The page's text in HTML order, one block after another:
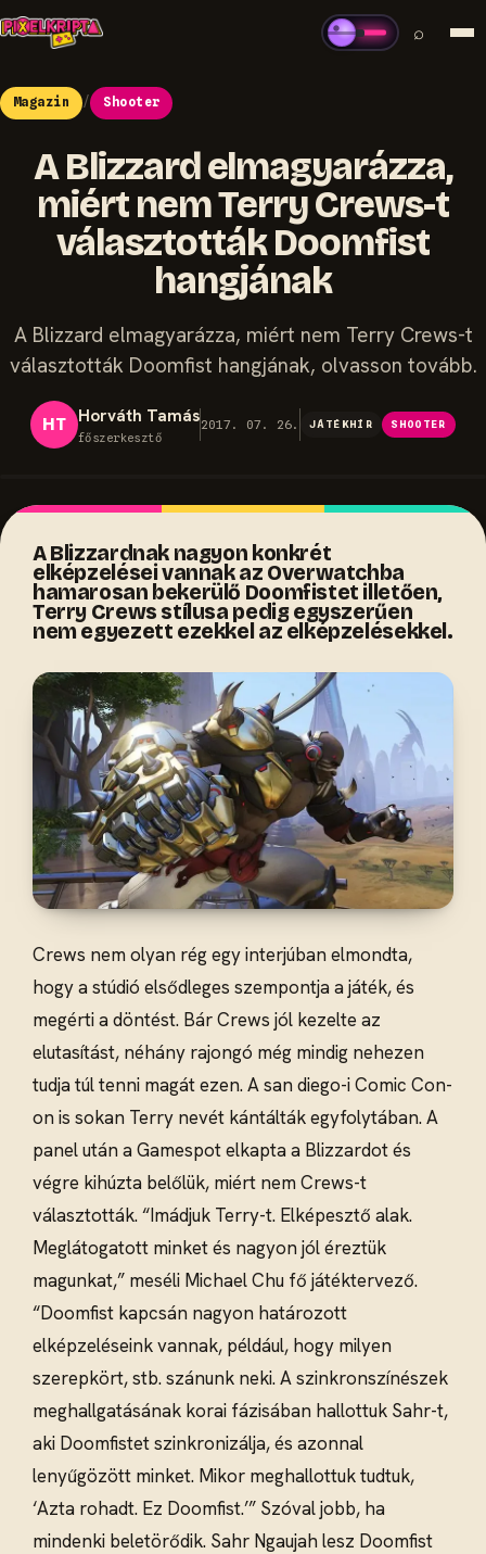
⌕
Magazin / Shooter
A Blizzard elmagyarázza,
miért nem Terry Crews-t
választották Doomfist
hangjának
A Blizzard elmagyarázza, miért nem Terry Crews-t
választották Doomfist hangjának, olvasson tovább.
HT Horváth Tamás
főszerkesztő
2017. 07. 26. JÁTÉKHÍR SHOOTER
A Blizzardnak nagyon konkrét
elképzelései vannak az Overwatchba
hamarosan bekerülő Doomfistet illetően,
Terry Crews stílusa pedig egyszerűen
nem egyezett ezekkel az elképzelésekkel.
Crews nem olyan rég egy interjúban elmondta,
hogy a stúdió elsődleges szempontja a játék, és
megérti a döntést. Bár Crews jól kezelte az
elutasítást, néhány rajongó még mindig nehezen
tudja túl tenni magát ezen. A san diego-i Comic Con-
on is sokan Terry nevét kántálták egyfolytában. A
panel után a Gamespot elkapta a Blizzardot és
végre kihúzta belőlük, miért nem Crews-t
választották. “Imádjuk Terry-t. Elképesztő alak.
Meglátogatott minket és nagyon jól éreztük
magunkat,” meséli Michael Chu fő játéktervező.
“Doomfist kapcsán nagyon határozott
elképzeléseink vannak, például, hogy milyen
szerepkört, stb. szánunk neki. A szinkronszínészek
meghallgatásának korai fázisában hallottuk Sahr-t,
aki Doomfistet szinkronizálja, és azonnal
lenyűgözött minket. Mikor meghallottuk tudtuk,
‘Azta rohadt. Ez Doomfist.’” Szóval jobb, ha
mindenki beletörődik. Sahr Ngaujah lesz Doomfist